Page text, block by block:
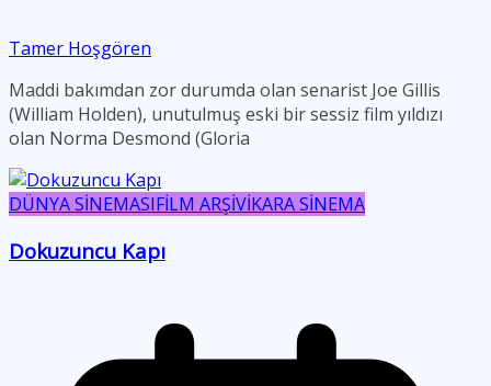
Tamer Hoşgören
Maddi bakımdan zor durumda olan senarist Joe Gillis
(William Holden), unutulmuş eski bir sessiz film yıldızı
olan Norma Desmond (Gloria
DÜNYA SİNEMASIFİLM ARŞİVİKARA SİNEMA
Dokuzuncu Kapı